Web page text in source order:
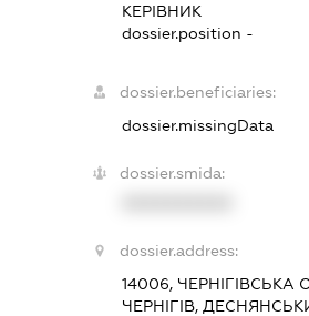
КЕРІВНИК
dossier.position -
dossier.beneficiaries:
dossier.missingData
dossier.smida:
dossier.address:
14006, ЧЕРНІГІВСЬКА
ЧЕРНІГІВ,